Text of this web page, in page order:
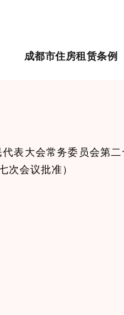
成都市住房租赁条例
代表大会常务委员会第
次会议批准）